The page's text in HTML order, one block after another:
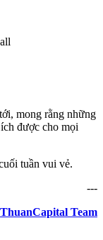
mong rằng những
được cho mọi
tuần vui vẻ.
---
ThuanCapital Team